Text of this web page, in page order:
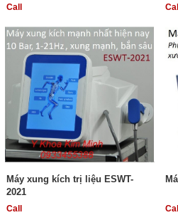
Call Call
Máy xung kích trị liệu ESWT-
2021
Call Call